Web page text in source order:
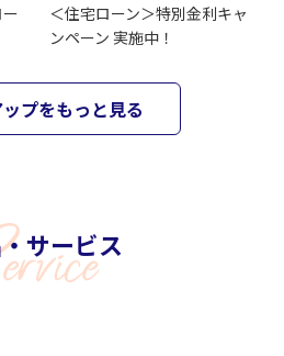
＜住宅ローン＞特別金利キャ
ンペーン 実施中！
プをもっと見る
サービス